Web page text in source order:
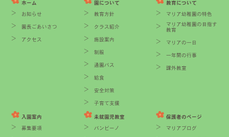
ホーム
お知らせ
園長ごあいさつ
アクセス
園について
教育方針
クラス紹介
施設案内
制服
通園バス
給食
安全対策
子育て支援
教育について
マリア幼稚園の特色
マリア幼稚園の目指す
教育
マリアの一日
一年間の行事
課外教室
入園案内
募集要項
未就園児教室
バンビーノ
保護者のページ
マリアブログ